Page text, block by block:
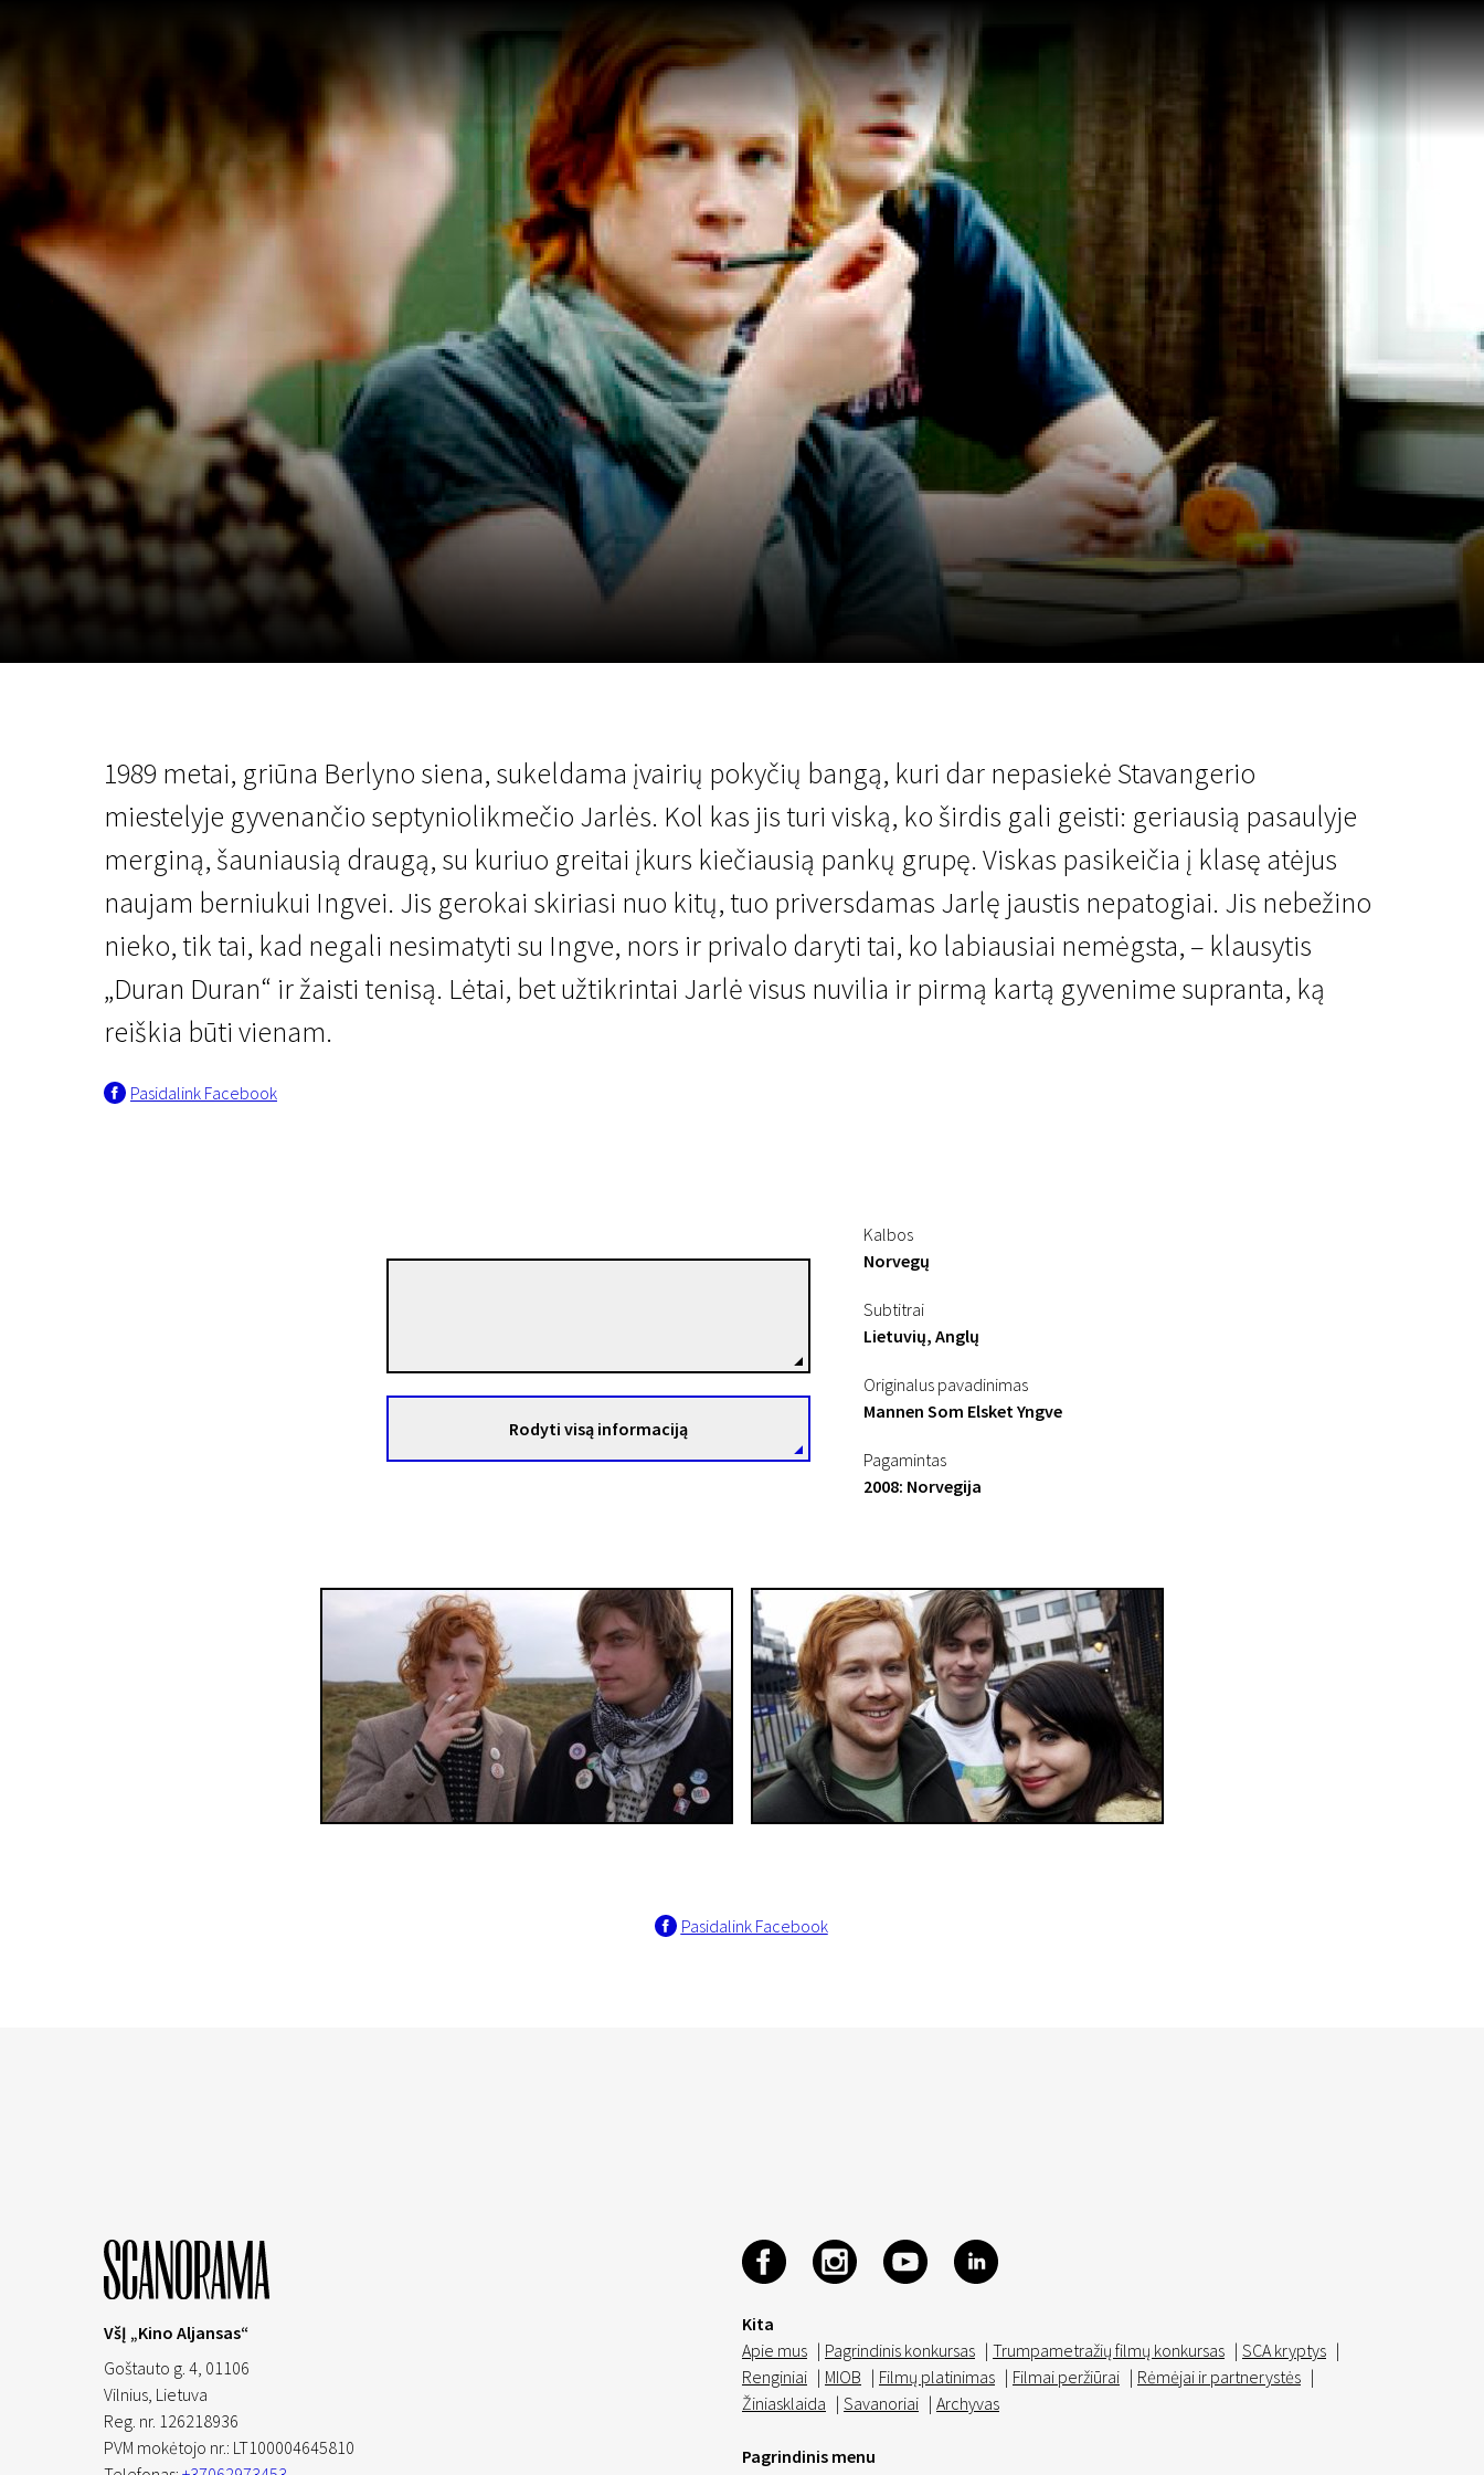
Žmogus, kuris mylėjo Ingvę
1989 metai, griūna Berlyno siena, sukeldama įvairių pokyčių bangą, kuri dar nepasiekė Stavangerio
miestelyje gyvenančio septyniolikmečio Jarlės. Kol kas jis turi viską, ko širdis gali geisti: geriausią pasaulyje
merginą, šauniausią draugą, su kuriuo greitai įkurs kiečiausią pankų grupę. Viskas pasikeičia į klasę atėjus
naujam berniukui Ingvei. Jis gerokai skiriasi nuo kitų, tuo priversdamas Jarlę jaustis nepatogiai. Jis nebežino
nieko, tik tai, kad negali nesimatyti su Ingve, nors ir privalo daryti tai, ko labiausiai nemėgsta, – klausytis
„Duran Duran“ ir žaisti tenisą. Lėtai, bet užtikrintai Jarlė visus nuvilia ir pirmą kartą gyvenime supranta, ką
reiškia būti vienam.
Pasidalink Facebook
Rodyti visą informaciją
Kalbos
Norvegų
Subtitrai
Lietuvių, Anglų
Originalus pavadinimas
Mannen Som Elsket Yngve
Pagamintas
2008: Norvegija
Pasidalink Facebook
Kita
Apie mus | Pagrindinis konkursas | Trumpametražių filmų konkursas | SCA kryptys |
Renginiai | MIOB | Filmų platinimas | Filmai peržiūrai | Rėmėjai ir partnerystės |
Žiniasklaida | Savanoriai | Archyvas
Pagrindinis menu
VšĮ „Kino Aljansas“
Goštauto g. 4, 01106
Vilnius, Lietuva
Reg. nr. 126218936
PVM mokėtojo nr.: LT100004645810